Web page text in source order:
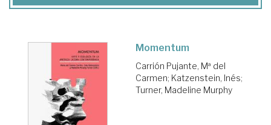
Momentum
Carrión Pujante, Mª del
Carmen; Katzenstein, Inés;
Turner, Madeline Murphy